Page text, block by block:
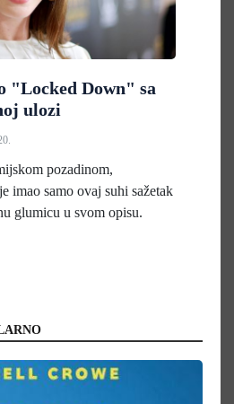
"Locked Down" sa
ulozi
pozadinom,
imao samo ovaj suhi sažetak
glumicu u svom opisu.